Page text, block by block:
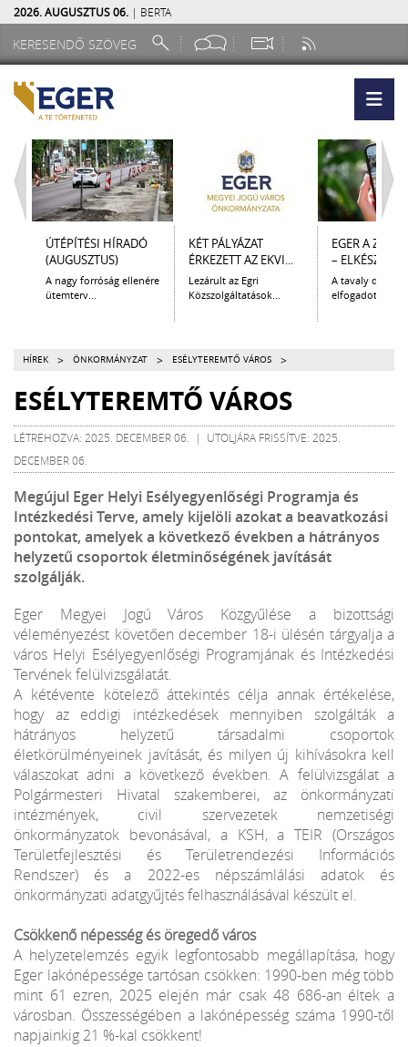
2026. AUGUSZTUS 06. | BERTA
ÚTÉPÍTÉSI HÍRADÓ
(AUGUSZTUS)
A nagy forróság ellenére
ütemterv...
KÉT PÁLYÁZAT
ÉRKEZETT AZ EKVI...
Lezárult az Egri
Közszolgáltatások...
EGER A
– ELKÉSZÜLT
A tavaly
elfogadott
HÍREK > ÖNKORMÁNYZAT > ESÉLYTEREMTŐ VÁROS >
ESÉLYTEREMTŐ VÁROS
LÉTREHOZVA: 2025. DECEMBER 06. | UTOLJÁRA FRISSÍTVE: 2025.
DECEMBER 06.
Megújul Eger Helyi Esélyegyenlőségi Programja és
Intézkedési Terve, amely kijelöli azokat a beavatkozási
pontokat, amelyek a következő években a hátrányos
helyzetű csoportok életminőségének javítását
szolgálják.
Eger Megyei Jogú Város Közgyűlése a bizottsági
véleményezést követően december 18-i ülésén tárgyalja a
város Helyi Esélyegyenlőségi Programjának és Intézkedési
Tervének felülvizsgálatát.
A kétévente kötelező áttekintés célja annak értékelése,
hogy az eddigi intézkedések mennyiben szolgálták a
hátrányos helyzetű társadalmi csoportok
életkörülményeinek javítását, és milyen új kihívásokra kell
válaszokat adni a következő években. A felülvizsgálat a
Polgármesteri Hivatal szakemberei, az önkormányzati
intézmények, civil szervezetek nemzetiségi
önkormányzatok bevonásával, a KSH, a TEIR (Országos
Területfejlesztési és Területrendezési Információs
Rendszer) és a 2022-es népszámlálási adatok és
önkormányzati adatgyűjtés felhasználásával készült el.
Csökkenő népesség és öregedő város
A helyzetelemzés egyik legfontosabb megállapítása, hogy
Eger lakónépessége tartósan csökken: 1990-ben még több
mint 61 ezren, 2025 elején már csak 48 686-an éltek a
városban. Összességében a lakónépesség száma 1990-től
napjainkig 21 %-kal csökkent!